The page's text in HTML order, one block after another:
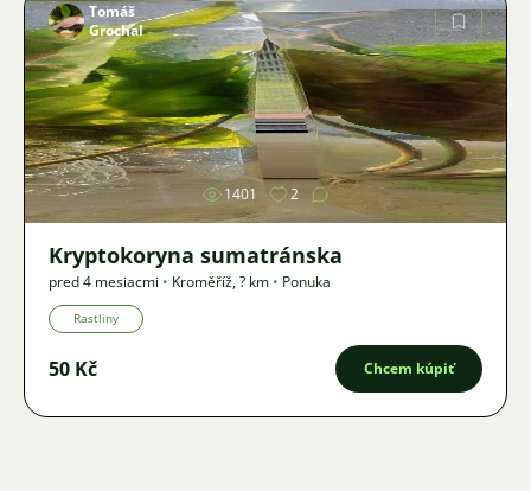
Obrázok
Tomáš
Grochal
1401 2
Kryptokoryna sumatránska
pred 4 mesiacmi • Kroměříž,? km • Ponuka
Rastliny
50 Kč Chcem kúpiť